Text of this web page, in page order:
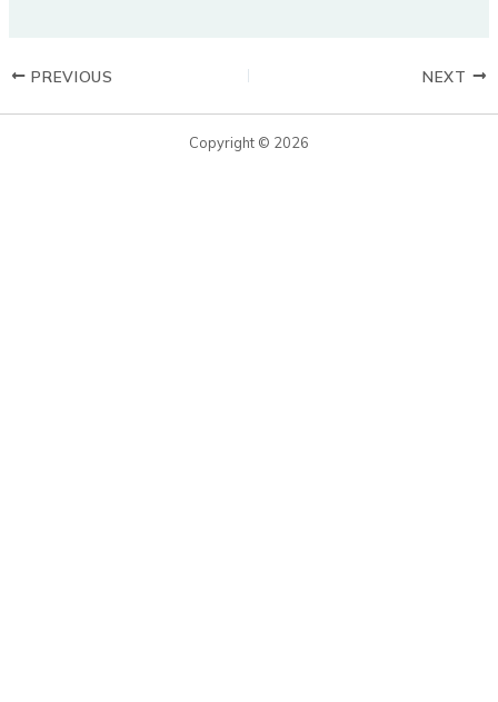
PREVIOUS NEXT
Copyright © 2026